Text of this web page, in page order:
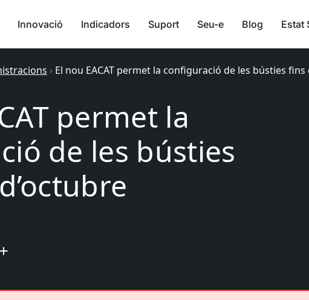
Innovació Indicadors Suport Seu-e Blog Estat
› El nou EACAT permet la configuració de les bústies fins
permet la
de les bústies